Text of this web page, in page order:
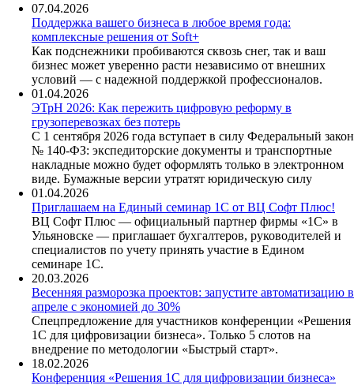
07.04.2026
Поддержка вашего бизнеса в любое время года:
комплексные решения от Soft+
Как подснежники пробиваются сквозь снег, так и ваш
бизнес может уверенно расти независимо от внешних
условий — с надежной поддержкой профессионалов.
01.04.2026
ЭТрН 2026: Как пережить цифровую реформу в
грузоперевозках без потерь
С 1 сентября 2026 года вступает в силу Федеральный закон
№ 140-ФЗ: экспедиторские документы и транспортные
накладные можно будет оформлять только в электронном
виде. Бумажные версии утратят юридическую силу
01.04.2026
Приглашаем на Единый семинар 1С от ВЦ Софт Плюс!
ВЦ Софт Плюс — официальный партнер фирмы «1С» в
Ульяновске — приглашает бухгалтеров, руководителей и
специалистов по учету принять участие в Едином
семинаре 1С.
20.03.2026
Весенняя разморозка проектов: запустите автоматизацию в
апреле с экономией до 30%
Спецпредложение для участников конференции «Решения
1С для цифровизации бизнеса». Только 5 слотов на
внедрение по методологии «Быстрый старт».
18.02.2026
Конференция «Решения 1С для цифровизации бизнеса»